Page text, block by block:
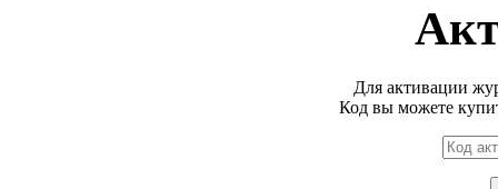
Для активации
Код вы можете